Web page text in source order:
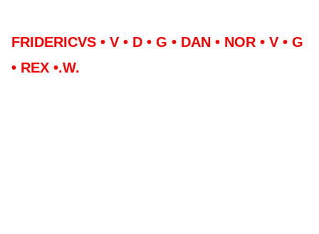
FRIDERICVS • V • D • G • DAN • NOR • V • G
• REX •.W.